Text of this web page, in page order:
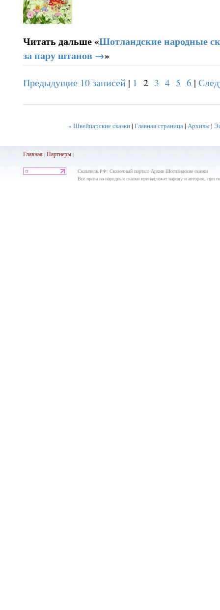
Читать дальше «Шотландские народные
за пару штанов →»
Предыдущие 10 записей | 1 2 3 4 5 6 |
« Швейцарские сказки| Главная страница| Архивы|
Главная| Партнеры|
Сказатель.РФ: Сказочный портал: Архив Шотландские сказки
Все права на народные сказки принадлежат народу и авторам, при